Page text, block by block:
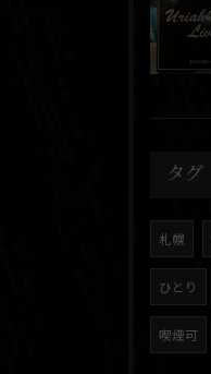
タグ
札幌
ひとり
喫煙可